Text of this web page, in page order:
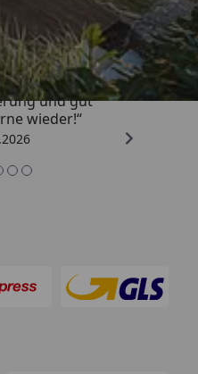
4,93/ 5
und gut
wieder!“